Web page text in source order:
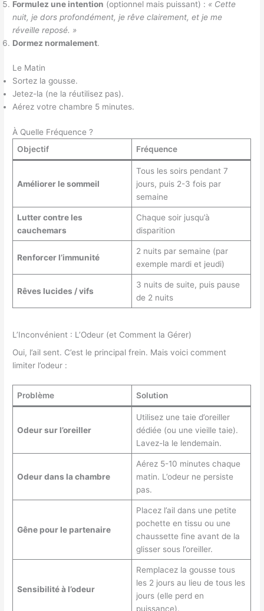
Formulez une intention (optionnel mais puissant) : « Cette
nuit, je dors profondément, je rêve clairement, et je me
réveille reposé. »
Dormez normalement.
Le Matin
Sortez la gousse.
Jetez-la (ne la réutilisez pas).
Aérez votre chambre 5 minutes.
À Quelle Fréquence ?
Objectif
Fréquence
Améliorer le sommeil
Tous les soirs pendant 7
jours, puis 2-3 fois par
semaine
Lutter contre les
cauchemars
Chaque soir jusqu’à
disparition
Renforcer l’immunité
2 nuits par semaine (par
exemple mardi et jeudi)
Rêves lucides / vifs
3 nuits de suite, puis pause
de 2 nuits
L’Inconvénient : L’Odeur (et Comment la Gérer)
Oui, l’ail sent. C’est le principal frein. Mais voici comment
limiter l’odeur :
Problème Solution
Odeur sur l’oreiller
Utilisez une taie d’oreiller
dédiée (ou une vieille taie).
Lavez-la le lendemain.
Odeur dans la chambre
Aérez 5-10 minutes chaque
matin. L’odeur ne persiste
pas.
Gêne pour le partenaire
Placez l’ail dans une petite
pochette en tissu ou une
chaussette fine avant de la
glisser sous l’oreiller.
Sensibilité à l’odeur
Remplacez la gousse tous
les 2 jours au lieu de tous les
jours (elle perd en
puissance).